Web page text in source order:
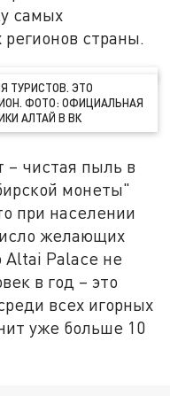
самых
страны.
ТУРИСТОВ. ЭТО
ФОТО: ОФИЦИАЛЬНАЯ
АЛТАЙ В ВК
– чистая пыль в
монеты"
при населении
желающих
Altai Palace не
в год – это
всех игорных
уже больше 10